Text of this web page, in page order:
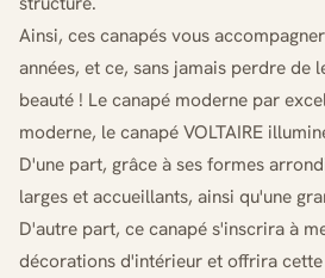
Ainsi, ces canapés vous
années, et ce, sans jamais perdre de
beauté ! Le canapé moderne par
moderne, le canapé VOLTAIRE
D'une part, grâce à ses formes
larges et accueillants, ainsi qu'une
D'autre part, ce canapé s'inscrira à
décorations d'intérieur et offrira